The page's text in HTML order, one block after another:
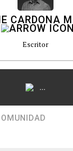
CARDONA
Escritor
...